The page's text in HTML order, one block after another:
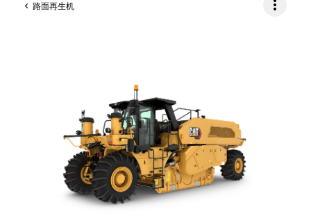
路面再生机 more_vert